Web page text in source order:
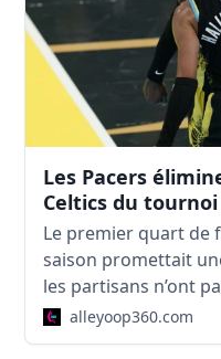
Les Pacers
Celtics du
Le premier quart de
saison promettait
les partisans n’ont
alleyoop360.com